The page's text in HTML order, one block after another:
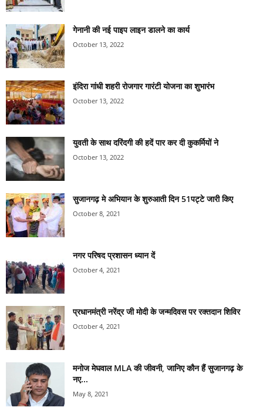
गेनानी की नई पाइप लाइन डालने का कार्य
October 13, 2022
इंदिरा गांधी शहरी रोजगार गारंटी योजना का शुभारंभ
October 13, 2022
युवती के साथ दरिंदगी की हदें पार कर दी कुकर्मियों ने
October 13, 2022
सुजानगढ़ मे अभियान के शुरुआती दिन 51पट्टे जारी किए
October 8, 2021
नगर परिषद प्रशासन ध्यान दें
October 4, 2021
प्रधानमंत्री नरेंद्र जी मोदी के जन्मदिवस पर रक्तदान शिविर
October 4, 2021
मनोज मेघवाल MLA की जीवनी, जानिए कौन हैं सुजानगढ़ के
नए...
May 8, 2021